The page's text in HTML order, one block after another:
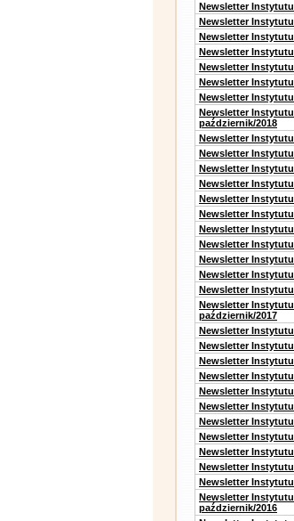
Newsletter
Newsletter
Newsletter
Newsletter
Newsletter
Newsletter
Newsletter
Newsletter
październik/2018
Newsletter
Newsletter
Newsletter
Newsletter
Newsletter
Newsletter
Newsletter
Newsletter
Newsletter
Newsletter
Newsletter
Newsletter
październik/2017
Newsletter
Newsletter
Newsletter
Newsletter
Newsletter
Newsletter
Newsletter
Newsletter
Newsletter
Newsletter
Newsletter
Newsletter
październik/2016